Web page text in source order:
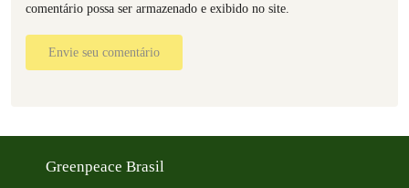
comentário possa ser armazenado e exibido no site.
Envie seu comentário
Greenpeace Brasil